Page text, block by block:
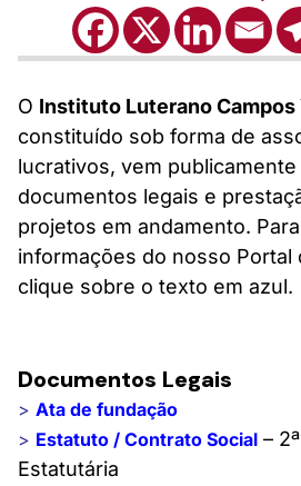
O Instituto Luterano
constituído sob forma de
lucrativos, vem
documentos legais e
projetos em andamento.
informações do nosso Portal
clique sobre o texto em azul.
Documentos Legais
> Ata de fundação
> Estatuto / Contrato Social –
Estatutária